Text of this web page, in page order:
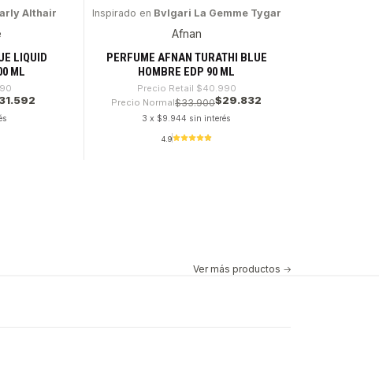
Cantidad
Althair
LIQUID
ML
Inspirado en Bvlgari La Gemme Tygar
Afnan
PERFUME AFNAN TURATHI BLUE
HOMBRE EDP 90 ML
Precio Retail $40.990
Precio Normal$33.900$29.832
3 x $9.944 sin interés
4.9
Ver más productos